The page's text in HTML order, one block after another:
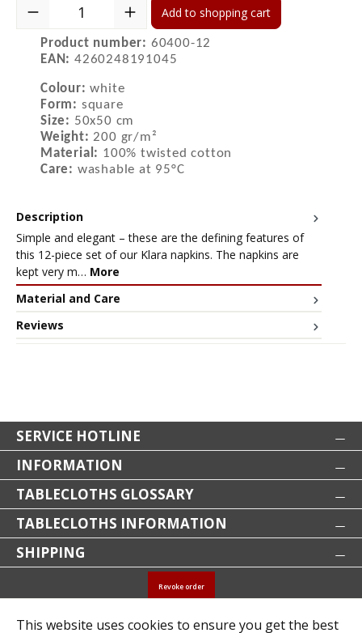
Add to shopping cart
Product number: 60400-12
EAN: 4260248191045
Colour:white
Form: square
Size: 50x50 cm
Weight:200 gr/m²
Material: 100% twisted cotton
Care: washable at 95°C
Description
Simple and elegant – these are the defining features of
this 12-piece set of our Klara napkins. The napkins are
kept very m… More
Material and Care
Reviews
SERVICE HOTLINE
INFORMATION
TABLECLOTHS GLOSSARY
TABLECLOTHS INFORMATION
SHIPPING
Revoke order
* All prices incl. VAT plusshipping costsand possible
This website uses cookies to ensure you get the best